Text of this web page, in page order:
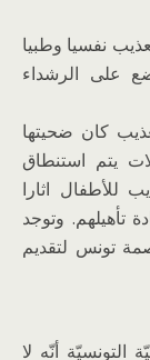
نفسيا وطبيا
على الرشداء
كان ضحيتها
يتم استنطاق
للأطفال اثارا
تأهيلهم. وتوجد
تونس لتقديم
التونسيّة أنّه لا